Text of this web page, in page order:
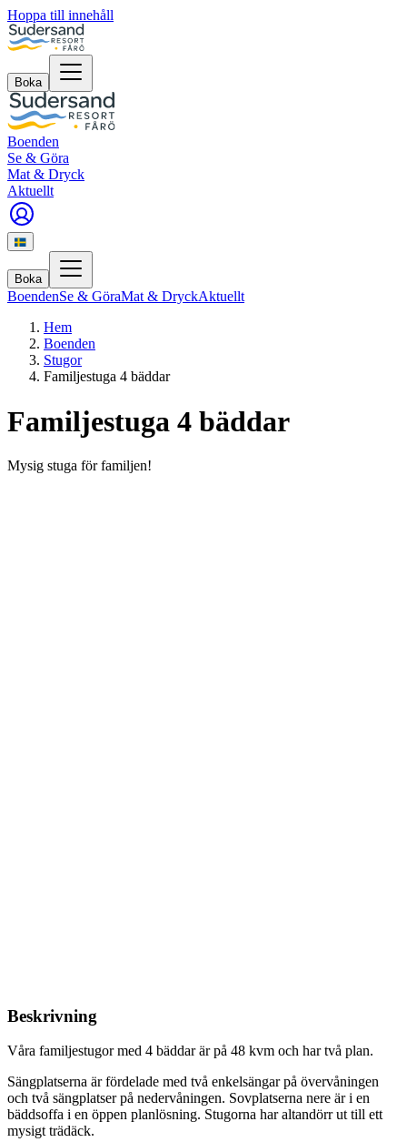
Hoppa till innehåll
Boka
Boenden
Se & Göra
Mat & Dryck
Aktuellt
Boka
BoendenSe & GöraMat & DryckAktuellt
Hem
Boenden
Stugor
Familjestuga 4 bäddar
Familjestuga 4 bäddar
Mysig stuga för familjen!
Beskrivning
Våra familjestugor med 4 bäddar är på 48 kvm och har två plan.
Sängplatserna är fördelade med två enkelsängar på övervåningen
och två sängplatser på nedervåningen. Sovplatserna nere är i en
bäddsoffa i en öppen planlösning. Stugorna har altandörr ut till ett
mysigt trädäck.